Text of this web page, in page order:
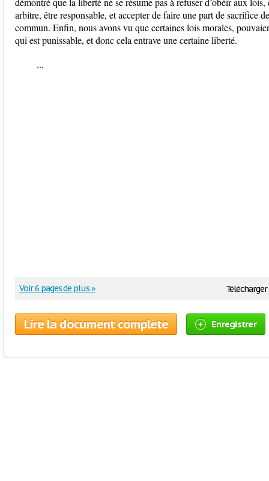
arbitre, être responsable, et accepter de faire une part de sacrifice
commun. Enfin, nous avons vu que certaines lois morales,
qui est punissable, et donc cela entrave une certaine liberté.
...
Voir 6 pages de plus »
Lire la document complète Enregistrer